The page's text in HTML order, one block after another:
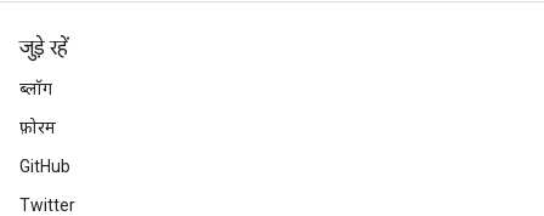
जुड़े रहें
ब्लॉग
फ़ोरम
GitHub
Twitter